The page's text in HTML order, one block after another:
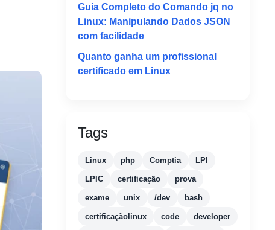
Guia Completo do Comando jq no
Linux: Manipulando Dados JSON
com facilidade
Quanto ganha um profissional
certificado em Linux
Tags
Linux php Comptia LPI
LPIC certificação prova
exame unix /dev bash
certificaçãolinux code developer